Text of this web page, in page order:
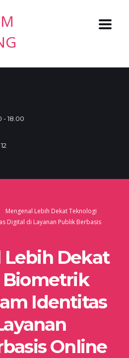
- 18.00
Mengenal Lebih Dekat Teknologi
Digital di Layanan Publik Berbasis
Dekat
Biometrik
Identitas
Online